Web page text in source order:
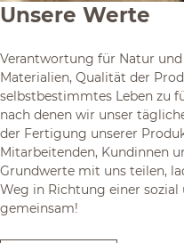
Unsere Werte
Verantwortung für Natur
Materialien, Qualität der
selbstbestimmtes Leben zu
nach denen wir unser
der Fertigung unserer
Mitarbeitenden, Kundinnen
Grundwerte mit uns teilen,
Weg in Richtung einer
gemeinsam!